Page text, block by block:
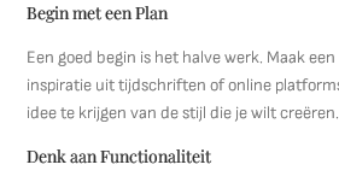
Begin met een Plan
Een goed begin is het halve werk. Maak
inspiratie uit tijdschriften of online
idee te krijgen van de stijl die je wilt creëren.
Denk aan Functionaliteit